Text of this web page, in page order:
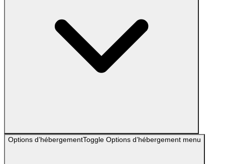
Options d’hébergementToggle Options d’hébergement menu